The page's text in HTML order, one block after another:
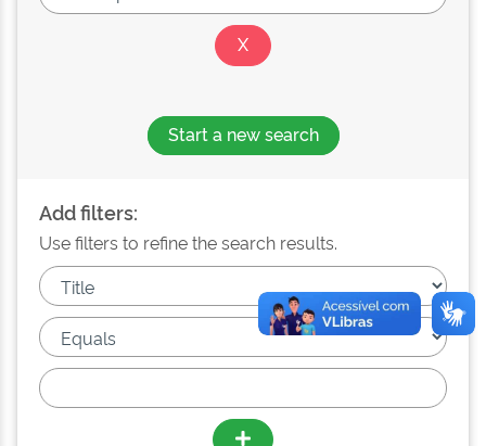
Start a new search
Add filters:
Use filters to refine the search results.